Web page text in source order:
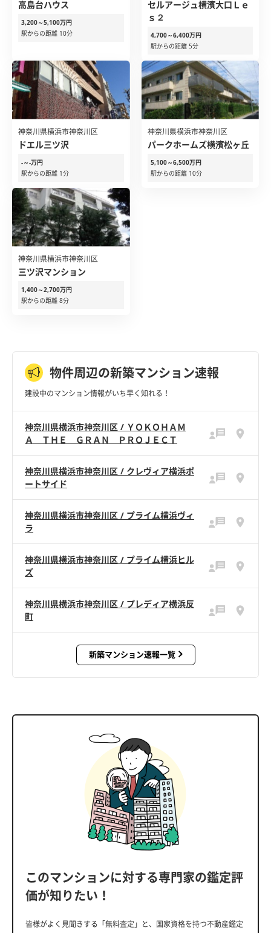
高島台ハウス
3,200～5,100万円
駅からの距離 10分
セルアージュ横濱大口Ｌｅ
ｓ２
4,700～6,400万円
駅からの距離 5分
神奈川県横浜市神奈川区
ドエル三ツ沢
-～-万円
駅からの距離 1分
神奈川県横浜市神奈川区
パークホームズ横濱松ヶ丘
5,100～6,500万円
駅からの距離 10分
神奈川県横浜市神奈川区
三ツ沢マンション
1,400～2,700万円
駅からの距離 8分
物件周辺の新築マンション速報
建設中のマンション情報がいち早く知れる！
神奈川県横浜市神奈川区 / ＹＯＫＯＨＡＭ
Ａ ＴＨＥ ＧＲＡＮ ＰＲＯＪＥＣＴ
神奈川県横浜市神奈川区 / クレヴィア横浜ポ
ートサイド
神奈川県横浜市神奈川区 / プライム横浜ヴィ
ラ
神奈川県横浜市神奈川区 / プライム横浜ヒル
ズ
神奈川県横浜市神奈川区 / プレディア横浜反
町
新築マンション速報一覧
このマンションに対する専門家の鑑定評
価が知りたい！
皆様がよく見聞きする「無料査定」と、国家資格を持つ不動産鑑定